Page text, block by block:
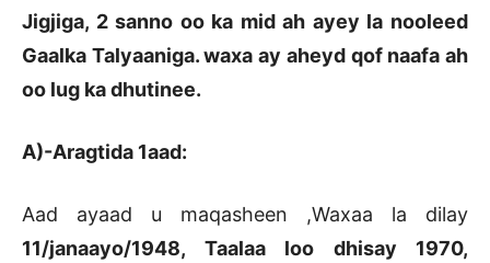
Jigjiga, 2 sanno oo ka mid ah ayey la nooleed
Gaalka Talyaaniga. waxa ay aheyd qof naafa ah
oo lug ka dhutinee.
A)-Aragtida 1aad:
Aad ayaad u maqasheen ,Waxaa la dilay
11/janaayo/1948, Taalaa loo dhisay 1970,